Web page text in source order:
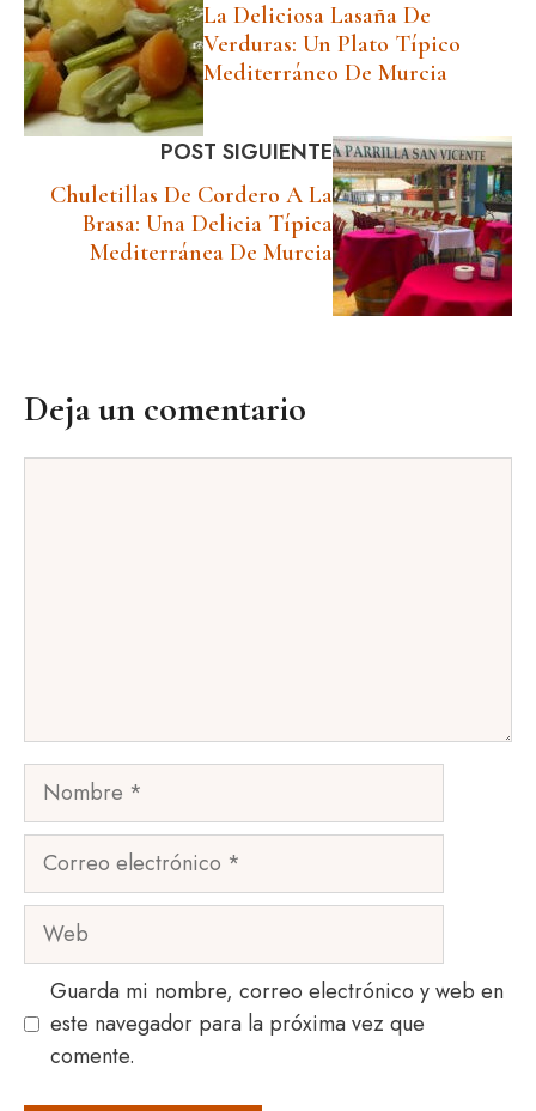
La Deliciosa Lasaña De
Verduras: Un Plato Típico
Mediterráneo De Murcia
POST SIGUIENTE
Chuletillas De Cordero A La
Brasa: Una Delicia Típica
Mediterránea De Murcia
Deja un comentario
Nombre
Correo
Web
Guarda mi nombre, correo electrónico y web en
este navegador para la próxima vez que
comente.